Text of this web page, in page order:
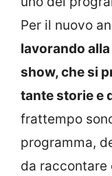
Per il nuovo
lavorando
show, che si
tante storie e
frattempo
programma,
da raccontare